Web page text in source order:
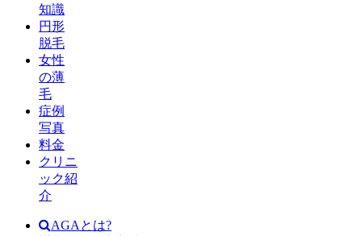
知識
円形
脱毛
女性
の薄
毛
症例
写真
料金
クリニ
ック紹
介
AGAとは?